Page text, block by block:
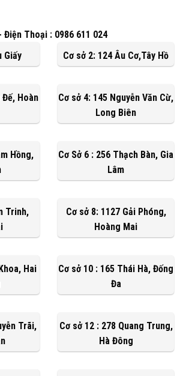
Thoại : 0986 611 024
Giấy
Cơ sở 2: 124 Âu Cơ,Tây Hồ
Đế, Hoàn
Cơ sở 4: 145 Nguyễn Văn Cừ,
Long Biên
Hồng,
Cơ Sở 6 : 256 Thạch Bàn, Gia
Lâm
Trinh,
Cơ sở 8: 1127 Gải Phóng,
Hoàng Mai
Hai
Cơ sở 10 : 165 Thái Hà, Đống
Đa
Trãi,
Cơ sở 12 : 278 Quang Trung,
Hà Đông